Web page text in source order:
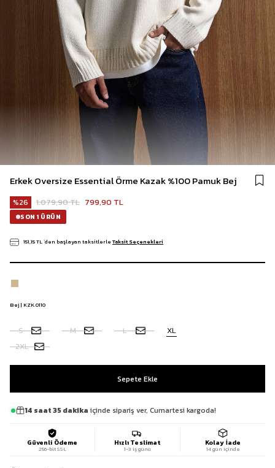
Erkek Oversize Essential Örme Kazak %100 Pamuk Bej
26 1.079,90 TL 799,90 TL
SON 1 ÜRÜN
151,15 TL`den başlayan taksitlerle Taksit Seçenekleri
Bej | KZK.0110
S M L
XL
2XL
14 saat 35 dakika içinde sipariş ver, Cumartesi kargoda!
Güvenli Ödeme
256-bit SSL
Hızlı Teslimat
1-3 iş günü
Kolay İade
14 gün içinde